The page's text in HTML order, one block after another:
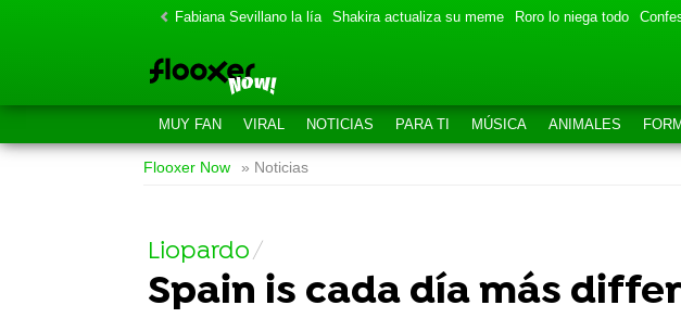
Fabiana Sevillano la lía Shakira actualiza su meme Roro lo niega todo
MUY FAN VIRAL NOTICIAS PARA TI MÚSICA ANIMALES
Flooxer Now » Noticias
Liopardo
Spain is cada día más